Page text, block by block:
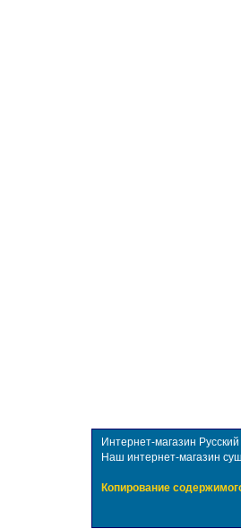
Интернет-магазин
Наш интернет-магазин
Копирование